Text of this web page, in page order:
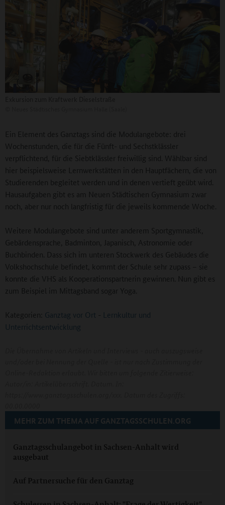
Ein Element des Ganztags sind die Modulangebote: drei
Wochenstunden, die für die Fünft- und Sechstklässler
verpflichtend, für die Siebtklässler freiwillig sind. Wählbar sind
hier beispielsweise Lernwerkstätten in den Hauptfächern, die von
Studierenden begleitet werden und in denen vertieft geübt wird.
Hausaufgaben gibt es am Neuen Städtischen Gymnasium zwar
noch, aber nur noch langfristig für die jeweils kommende Woche.
Weitere Modulangebote sind unter anderem Sportgymnastik,
Gebärdensprache, Badminton, Japanisch, Astronomie oder
Buchbinden. Dass sich im unteren Stockwerk des Gebäudes die
Volkshochschule befindet, kommt der Schule sehr zupass – sie
konnte die VHS als Kooperationspartnerin gewinnen. Nun gibt es
zum Beispiel im Mittagsband sogar Yoga.
Kategorien: Ganztag vor Ort - Lernkultur und
Unterrichtsentwicklung
MEHR ZUM THEMA AUF GANZTAGSSCHULEN.ORG
Ganztagsschulangebot in Sachsen-Anhalt wird
ausgebaut
Auf Partnersuche für den Ganztag